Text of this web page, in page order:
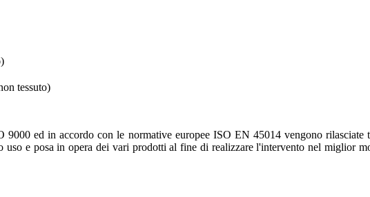
tessuto)
9000 ed in accordo con le normative europee ISO EN 45014 vengono
uso e posa in opera dei vari prodotti al fine di realizzare l'intervento nel miglior